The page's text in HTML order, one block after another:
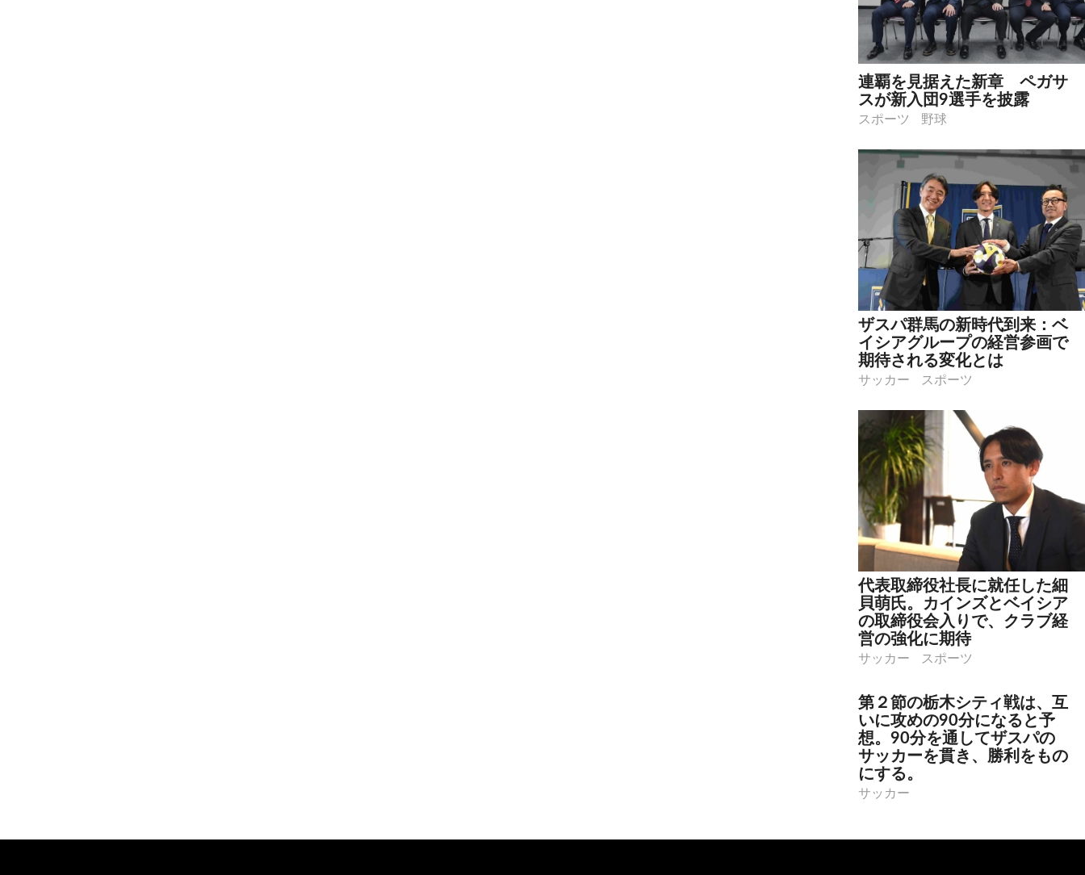
連覇を見据えた新章 ペガサ
スが新入団9選手を披露
スポーツ 野球
ザスパ群馬の新時代到来：ベ
イシアグループの経営参画で
期待される変化とは
サッカー スポーツ
代表取締役社長に就任した細
貝萌氏。カインズとベイシア
の取締役会入りで、クラブ経
営の強化に期待
サッカー スポーツ
第２節の栃木シティ戦は、互
いに攻めの90分になると予
想。90分を通してザスパの
サッカーを貫き、勝利をもの
にする。
サッカー